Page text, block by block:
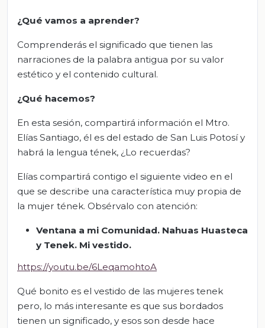
¿Qué vamos a aprender?
Comprenderás el significado que tienen las
narraciones de la palabra antigua por su valor
estético y el contenido cultural.
¿Qué hacemos?
En esta sesión, compartirá información el Mtro.
Elías Santiago, él es del estado de San Luis Potosí y
habrá la lengua tének, ¿Lo recuerdas?
Elías compartirá contigo el siguiente video en el
que se describe una característica muy propia de
la mujer tének. Obsérvalo con atención:
Ventana a mi Comunidad. Nahuas Huasteca
y Tenek. Mi vestido.
https://youtu.be/6LeqamohtoA
Qué bonito es el vestido de las mujeres tenek
pero, lo más interesante es que sus bordados
tienen un significado, y esos son desde hace